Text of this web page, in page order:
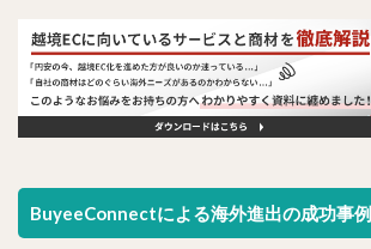
BuyeeConnectによる海外進出の成功事例